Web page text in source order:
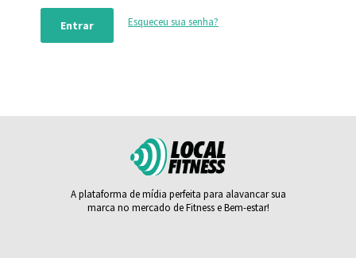
Esqueceu sua senha?
A plataforma de mídia perfeita para alavancar sua
marca no mercado de Fitness e Bem-estar!